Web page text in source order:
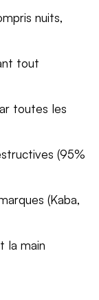
nuits,
tout
toutes les
(95%
(Kaba,
la main